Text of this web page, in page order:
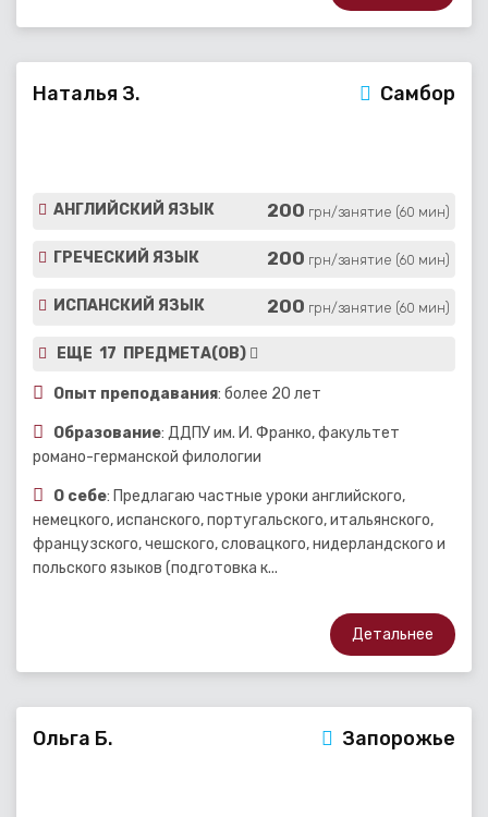
Наталья З. Самбор
АНГЛИЙСКИЙ ЯЗЫК 200 грн/занятие (60 мин)
ГРЕЧЕСКИЙ ЯЗЫК 200 грн/занятие (60 мин)
ИСПАНСКИЙ ЯЗЫК 200 грн/занятие (60 мин)
ЕЩЕ 17 ПРЕДМЕТА(ОВ)
Опыт преподавания: более 20 лет
Образование: ДДПУ им. И. Франко, факультет
романо-германской филологии
О себе: Предлагаю частные уроки английского,
немецкого, испанского, португальского, итальянского,
французского, чешского, словацкого, нидерландского и
польского языков (подготовка к...
Детальнее
Ольга Б. Запорожье